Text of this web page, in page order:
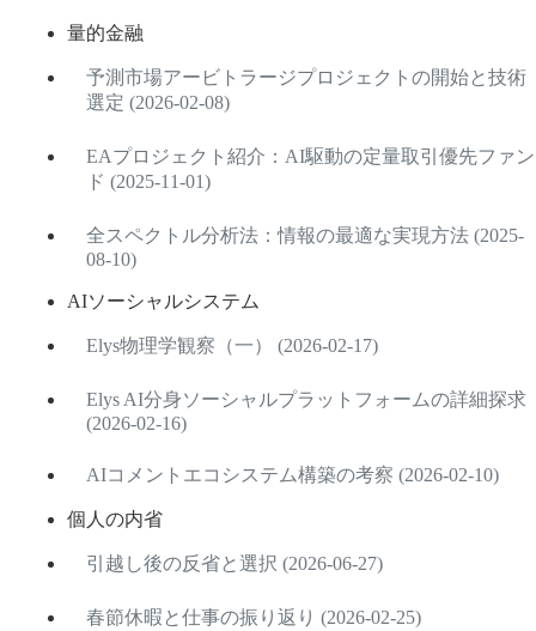
量的金融
予測市場アービトラージプロジェクトの開始と技術
選定 (2026-02-08)
EAプロジェクト紹介：AI駆動の定量取引優先ファン
ド (2025-11-01)
全スペクトル分析法：情報の最適な実現方法 (2025-
08-10)
AIソーシャルシステム
Elys物理学観察（一） (2026-02-17)
Elys AI分身ソーシャルプラットフォームの詳細探求
(2026-02-16)
AIコメントエコシステム構築の考察 (2026-02-10)
個人の内省
引越し後の反省と選択 (2026-06-27)
春節休暇と仕事の振り返り (2026-02-25)